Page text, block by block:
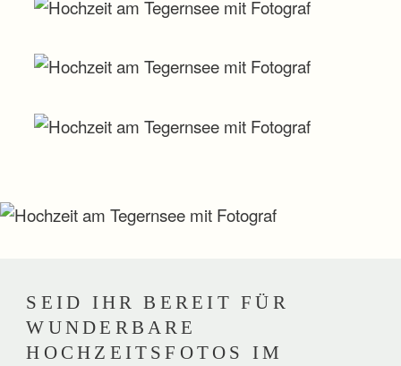
SEID IHR BEREIT FÜR
WUNDERBARE
HOCHZEITSFOTOS IM